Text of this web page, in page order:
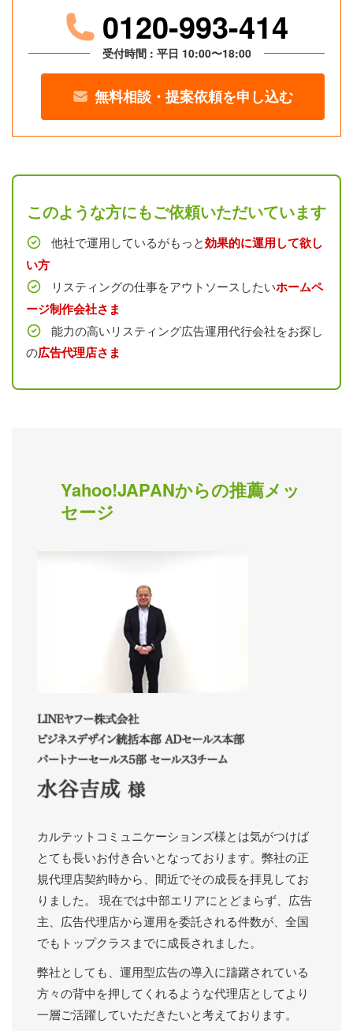
0120-993-414
受付時間 : 平日 10:00〜18:00
無料相談・提案依頼を申し込む
このような方にもご依頼いただいています
他社で運用しているがもっと効果的に運用して欲し
い方
リスティングの仕事をアウトソースしたいホームペ
ージ制作会社さま
能力の高いリスティング広告運用代行会社をお探し
の広告代理店さま
Yahoo!JAPANからの推薦メッ
セージ
カルテットコミュニケーションズ様とは気がつけば
とても長いお付き合いとなっております。弊社の正
規代理店契約時から、間近でその成長を拝見してお
りました。 現在では中部エリアにとどまらず、広告
主、広告代理店から運用を委託される件数が、全国
でもトップクラスまでに成長されました。
弊社としても、運用型広告の導入に躊躇されている
方々の背中を押してくれるような代理店としてより
一層ご活躍していただきたいと考えております。